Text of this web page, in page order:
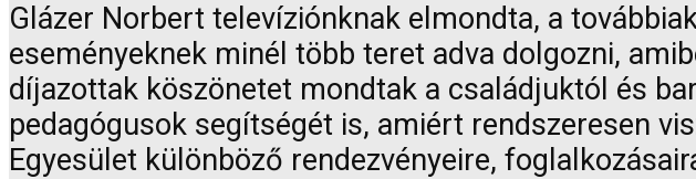
Glázer Norbert televíziónknak elmondta, a
eseményeknek minél több teret adva dolgozni,
díjazottak köszönetet mondtak a családjuktól és
pedagógusok segítségét is, amiért rendszeresen
Egyesület különböző rendezvényeire,